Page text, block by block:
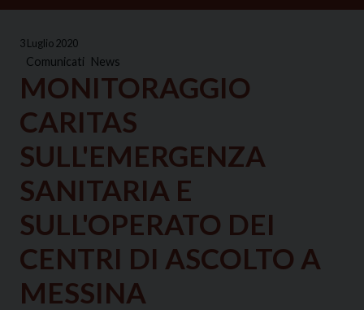
3 Luglio 2020
Comunicati News
MONITORAGGIO
CARITAS
SULL'EMERGENZA
SANITARIA E
SULL'OPERATO DEI
CENTRI DI ASCOLTO A
MESSINA